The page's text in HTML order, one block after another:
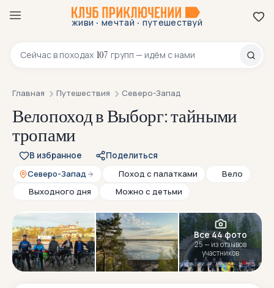
живи · мечтай · путешествуй
Сейчас в походах 107 групп — идём с нами
8 800 200-70-23
Главная Путешествия Северо-Запад
Велопоход в Выборг: тайными
тропами
В избранное
Поделиться
Северо-Запад
Поход с палатками
Вело
Выходного дня
Можно с детьми
Все 44 фото
25 — из отзывов
участников